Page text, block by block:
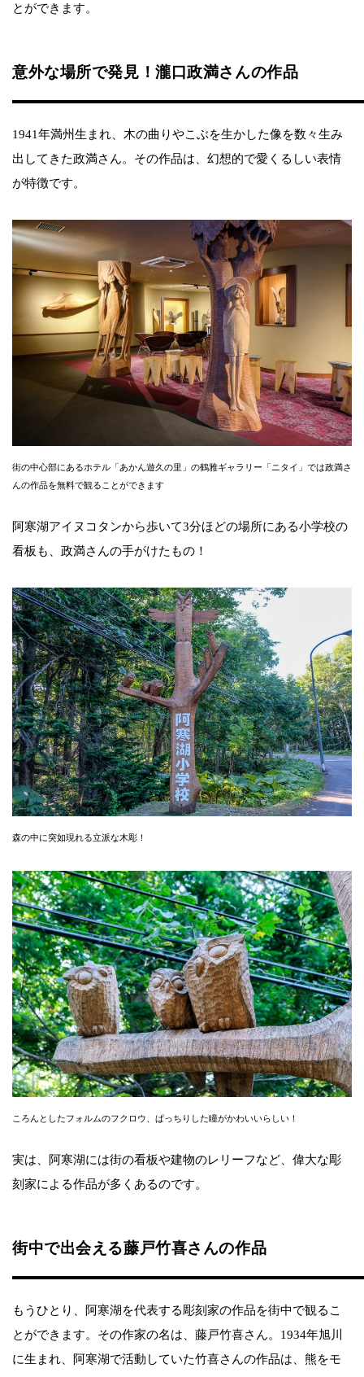
とができます。
意外な場所で発見！瀧口政満さんの作品
1941年満州生まれ、木の曲りやこぶを生かした像を数々生み
出してきた政満さん。その作品は、幻想的で愛くるしい表情
が特徴です。
街の中心部にあるホテル「あかん遊久の里」の鶴雅ギャラリー「ニタイ」では政満さ
んの作品を無料で観ることができます
阿寒湖アイヌコタンから歩いて3分ほどの場所にある小学校の
看板も、政満さんの手がけたもの！
森の中に突如現れる立派な木彫！
ころんとしたフォルムのフクロウ、ぱっちりした瞳がかわいいらしい！
実は、阿寒湖には街の看板や建物のレリーフなど、偉大な彫
刻家による作品が多くあるのです。
街中で出会える藤戸竹喜さんの作品
もうひとり、阿寒湖を代表する彫刻家の作品を街中で観るこ
とができます。その作家の名は、藤戸竹喜さん。1934年旭川
に生まれ、阿寒湖で活動していた竹喜さんの作品は、熊をモ